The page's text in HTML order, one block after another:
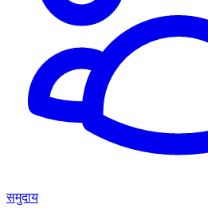
समुदाय